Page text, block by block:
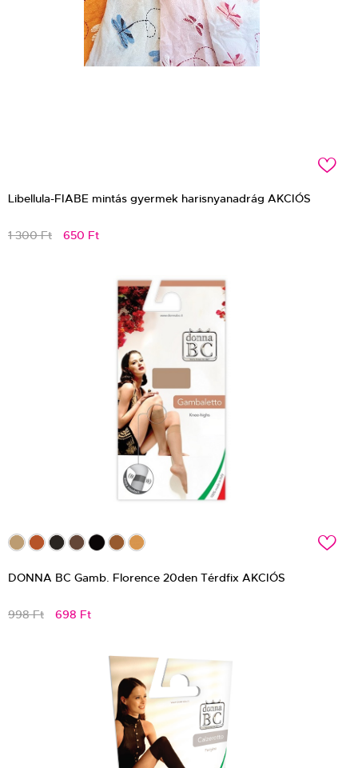
c
Libellula-FIABE mintás gyermek harisnyanadrág AKCIÓS
1 300 Ft 650 Ft
c
DONNA BC Gamb. Florence 20den Térdfix AKCIÓS
998 Ft 698 Ft